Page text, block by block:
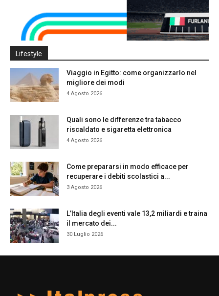
Lifestyle
Viaggio in Egitto: come organizzarlo nel
migliore dei modi
4 Agosto 2026
Quali sono le differenze tra tabacco
riscaldato e sigaretta elettronica
4 Agosto 2026
Come prepararsi in modo efficace per
recuperare i debiti scolastici a...
3 Agosto 2026
L’Italia degli eventi vale 13,2 miliardi e traina
il mercato dei...
30 Luglio 2026